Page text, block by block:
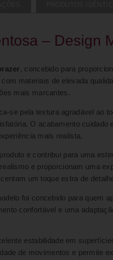
– Design
, concebido para
materiais de elevada
mais marcantes.
se pela textura agradável ao
O acabamento
mais realista.
e contribui para uma
e proporcionam uma
um toque extra de
foi concebido para quem
confortável e uma
estabilidade em
de movimentos e permite